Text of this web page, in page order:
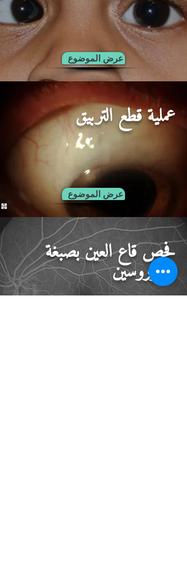
عرض الموضوع
عملية قطع التربيق
عرض الموضوع
فحص قاع العين بصبغة
الفلوروسين